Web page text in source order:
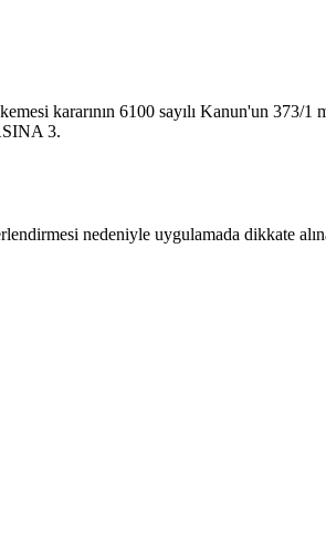
kararının 6100 sayılı Kanun'un 373/1
3.
nedeniyle uygulamada dikkate